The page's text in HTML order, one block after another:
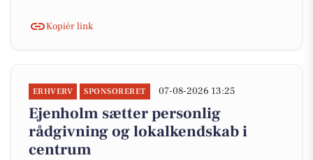
Kopiér link
ERHVERV SPONSORERET 07-08-2026 13:25
Ejenholm sætter personlig
rådgivning og lokalkendskab i
centrum